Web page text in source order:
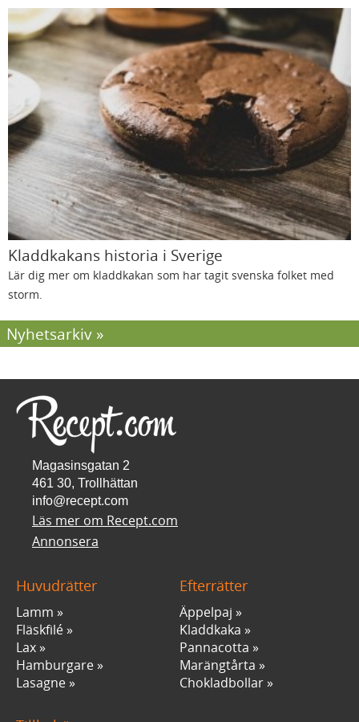
Kladdkakans historia i Sverige
Lär dig mer om kladdkakan som har tagit svenska folket med
storm.
Nyhetsarkiv
Magasinsgatan 2
461 30, Trollhättan
info@recept.com
Läs mer om Recept.com
Annonsera
Huvudrätter
Lamm
Fläskfilé
Lax
Hamburgare
Lasagne
Efterrätter
Äppelpaj
Kladdkaka
Pannacotta
Marängtårta
Chokladbollar